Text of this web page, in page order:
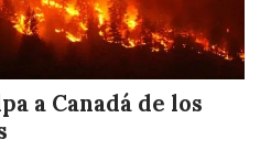
a Canadá de los